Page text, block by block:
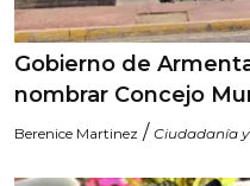
Gobierno de
nombrar Concejo
Berenice Martinez / Ciudadanía